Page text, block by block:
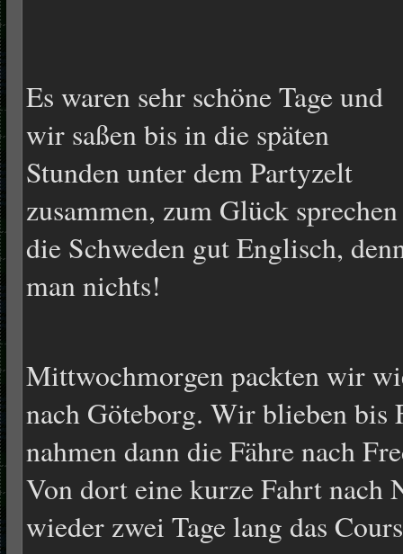
Es waren sehr schöne Tage und
wir saßen bis in die späten
Stunden unter dem Partyzelt
zusammen, zum Glück sprechen
die Schweden gut Englisch,
man nichts!
Mittwochmorgen packten wir
nach Göteborg. Wir blieben bis
nahmen dann die Fähre nach
Von dort eine kurze Fahrt nach
wieder zwei Tage lang das